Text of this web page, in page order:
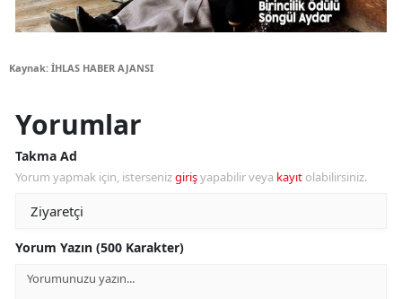
Kaynak: İHLAS HABER AJANSI
Yorumlar
Takma Ad
Yorum yapmak için, istersenizgirişyapabilir veya kayıt olabilirsiniz.
Yorum Yazın (500 Karakter)